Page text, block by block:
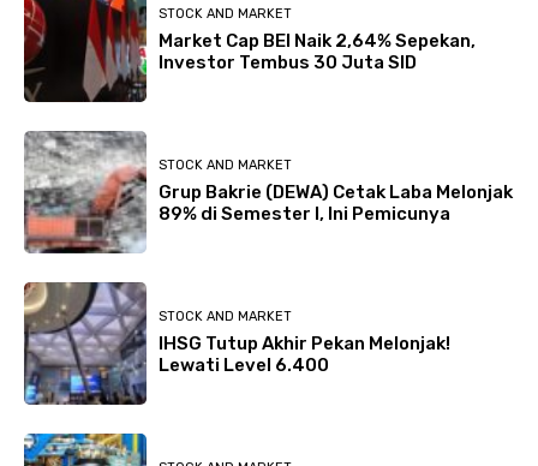
STOCK AND MARKET
Market Cap BEI Naik 2,64% Sepekan,
Investor Tembus 30 Juta SID
STOCK AND MARKET
Grup Bakrie (DEWA) Cetak Laba Melonjak
89% di Semester I, Ini Pemicunya
STOCK AND MARKET
IHSG Tutup Akhir Pekan Melonjak!
Lewati Level 6.400